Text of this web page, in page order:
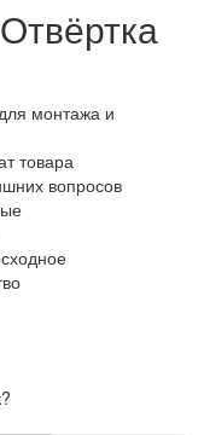
монтажа и
товара
вопросов